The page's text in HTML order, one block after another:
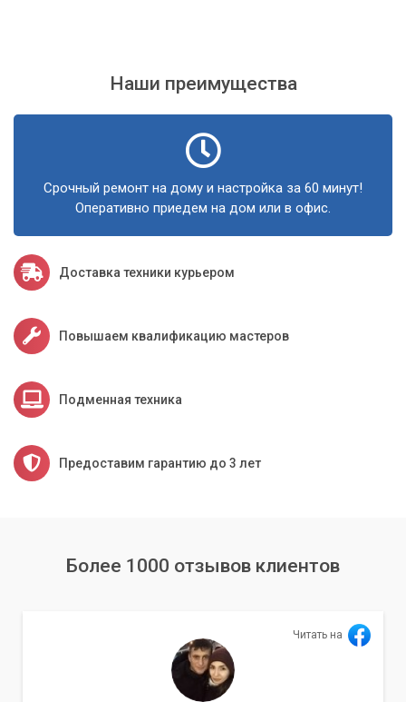
Наши преимущества
Срочный ремонт на дому и настройка за 60 минут!
Оперативно приедем на дом или в офис.
Доставка техники курьером
Повышаем квалификацию мастеров
Подменная техника
Предоставим гарантию до 3 лет
Более 1000 отзывов клиентов
Читать на